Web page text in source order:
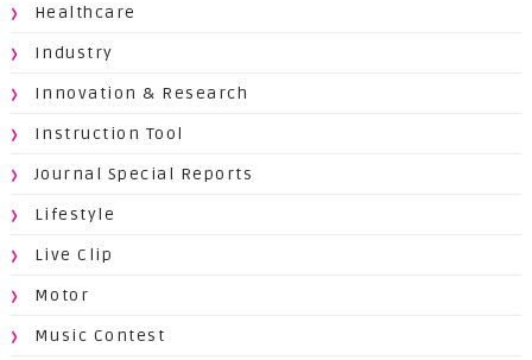
Healthcare
Industry
Innovation & Research
Instruction Tool
Journal Special Reports
Lifestyle
Live Clip
Motor
Music Contest